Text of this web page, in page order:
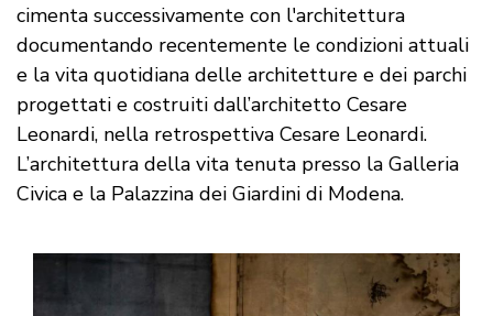
cimenta successivamente con l'architettura
documentando recentemente le condizioni attuali
e la vita quotidiana delle architetture e dei parchi
progettati e costruiti dall’architetto Cesare
Leonardi, nella retrospettiva Cesare Leonardi.
L’architettura della vita tenuta presso la Galleria
Civica e la Palazzina dei Giardini di Modena.